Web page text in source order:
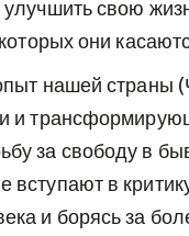
свою
они
нашей страны
и
за свободу в
в
и борясь за